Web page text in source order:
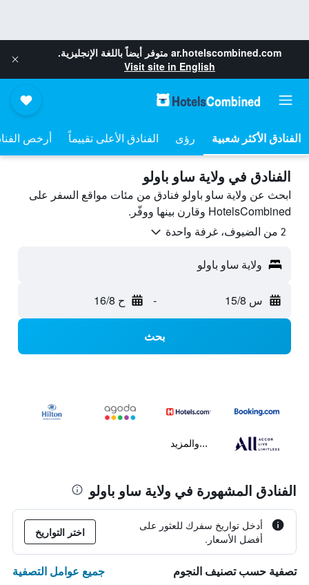
ar.hotelscombined.com متوفر أيضاً باللغة الإنجليزية.
Visit site in English
رؤى الفنادق الأعلى تقييماً أرخص
الفنادق في ولاية ساو باولو
ابحث عن ولاية ساو باولو فنادق من مئات مواقع السفر على
HotelsCombined وقارن بينها ووفّر.
2 من الضيوف، غرفة واحدة
ولاية ساو باولو
س 15/8 - ح 16/8
بحث
...والمزيد
الفنادق المشهورة في ولاية ساو باولو
أدخل تواريخ سفرك للعثور على
أفضل الأسعار.
اختر التواريخ
تصفية حسب تصنيف النجوم جميع عوامل التصفية